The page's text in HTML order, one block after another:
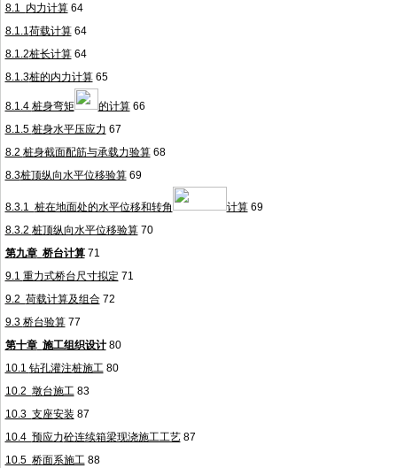
8.1 内力计算64
8.1.1荷载计算64
8.1.2桩长计算64
8.1.3桩的内力计算65
8.1.4 桩身弯矩 的计算66
8.1.5 桩身水平压应力 67
8.2 桩身截面配筋与承载力验算68
8.3桩顶纵向水平位移验算69
8.3.1 桩在地面处的水平位移和转角 计算69
8.3.2 桩顶纵向水平位移验算70
第九章 桥台计算71
9.1 重力式桥台尺寸拟定 71
9.2 荷载计算及组合72
9.3 桥台验算77
第十章 施工组织设计80
10.1 钻孔灌注桩施工80
10.2 墩台施工83
10.3 支座安装 87
10.4 预应力砼连续箱梁现浇施工工艺87
10.5 桥面系施工88